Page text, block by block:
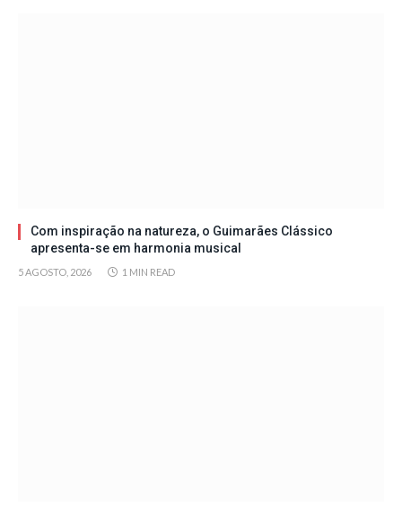
Com inspiração na natureza, o Guimarães Clássico
apresenta-se em harmonia musical
5 AGOSTO, 2026 1 MIN READ